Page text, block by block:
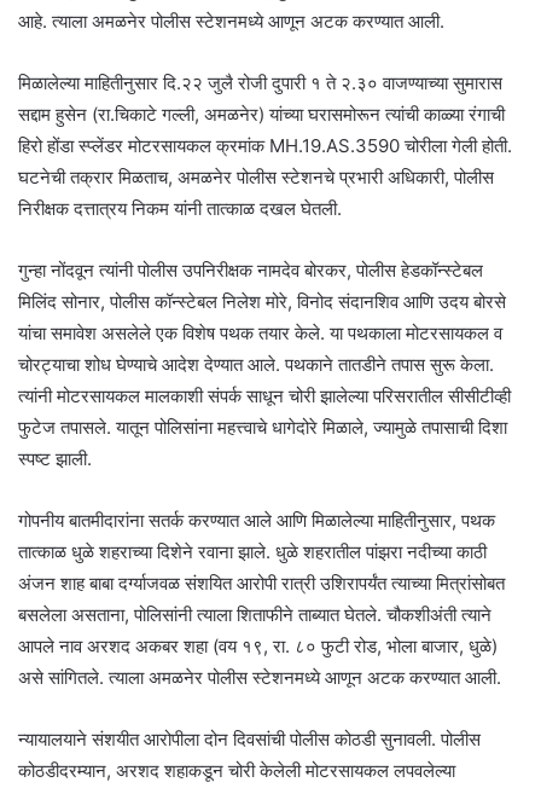
आहे. त्याला अमळनेर पोलीस स्टेशनमध्ये आणून अटक करण्यात आली.
मिळालेल्या माहितीनुसार दि.२२ जुलै रोजी दुपारी १ ते २.३० वाजण्याच्या सुमारास
सद्दाम हुसेन (रा.चिकाटे गल्ली, अमळनेर) यांच्या घरासमोरून त्यांची काळ्या रंगाची
हिरो होंडा स्प्लेंडर मोटरसायकल क्रमांक MH.19.AS.3590 चोरीला गेली होती.
घटनेची तक्रार मिळताच, अमळनेर पोलीस स्टेशनचे प्रभारी अधिकारी, पोलीस
निरीक्षक दत्तात्रय निकम यांनी तात्काळ दखल घेतली.
गुन्हा नोंदवून त्यांनी पोलीस उपनिरीक्षक नामदेव बोरकर, पोलीस हेडकॉन्स्टेबल
मिलिंद सोनार, पोलीस कॉन्स्टेबल निलेश मोरे, विनोद संदानशिव आणि उदय बोरसे
यांचा समावेश असलेले एक विशेष पथक तयार केले. या पथकाला मोटरसायकल व
चोरट्याचा शोध घेण्याचे आदेश देण्यात आले. पथकाने तातडीने तपास सुरू केला.
त्यांनी मोटरसायकल मालकाशी संपर्क साधून चोरी झालेल्या परिसरातील सीसीटीव्ही
फुटेज तपासले. यातून पोलिसांना महत्त्वाचे धागेदोरे मिळाले, ज्यामुळे तपासाची दिशा
स्पष्ट झाली.
गोपनीय बातमीदारांना सतर्क करण्यात आले आणि मिळालेल्या माहितीनुसार, पथक
तात्काळ धुळे शहराच्या दिशेने रवाना झाले. धुळे शहरातील पांझरा नदीच्या काठी
अंजन शाह बाबा दर्ग्याजवळ संशयित आरोपी रात्री उशिरापर्यंत त्याच्या मित्रांसोबत
बसलेला असताना, पोलिसांनी त्याला शिताफीने ताब्यात घेतले. चौकशीअंती त्याने
आपले नाव अरशद अकबर शहा (वय १९, रा. ८० फुटी रोड, भोला बाजार, धुळे)
असे सांगितले. त्याला अमळनेर पोलीस स्टेशनमध्ये आणून अटक करण्यात आली.
न्यायालयाने संशयीत आरोपीला दोन दिवसांची पोलीस कोठडी सुनावली. पोलीस
कोठडीदरम्यान, अरशद शहाकडून चोरी केलेली मोटरसायकल लपवलेल्या